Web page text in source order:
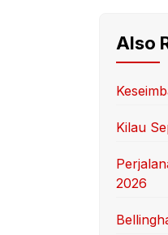
Also
Kilau
2026